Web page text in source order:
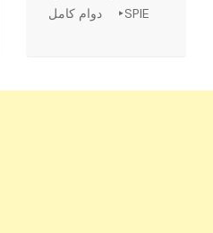
SPIE
دوام كامل